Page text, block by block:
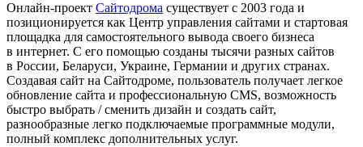
Онлайн-проект Сайтодрома существует с 2003 года и
позиционируется как Центр управления сайтами и стартовая
площадка для самостоятельного вывода своего бизнеса
в интернет. С его помощью созданы тысячи разных сайтов
в России, Беларуси, Украине, Германии и других странах.
Создавая сайт на Сайтодроме, пользователь получает легкое
обновление сайта и профессиональную CMS, возможность
быстро выбрать / сменить дизайн и создать сайт,
разнообразные легко подключаемые программные модули,
полный комплекс дополнительных услуг.